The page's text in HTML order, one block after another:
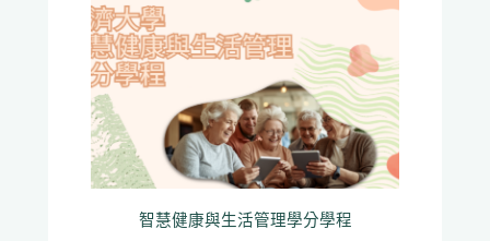
智慧健康與生活管理學分學程